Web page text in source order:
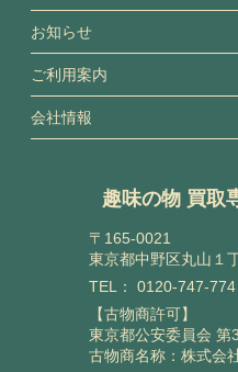
お知らせ
ご利用案内
会社情報
趣味の物 買取
〒165-0021
東京都中野区丸山１
TEL： 0120-747-774
【古物商許可】
東京都公安委員会
古物商名称：株式会